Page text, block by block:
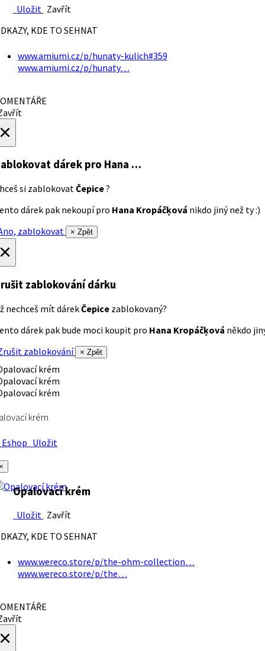
Uložit Zavřít
KDE TO SEHNAT
www.amiumi.cz/p/hunaty-kulich#359
www.amiumi.cz/p/hunaty…
dárek pro Hana …
si zablokovatČepice?
dárek pak nekoupí pro Hana Kropáčķová nikdo jiný než ty :)
zablokovat
× Zpět
zablokování dárku
nechceš mít dárekČepice zablokovaný?
dárek pak bude moci koupit pro Hana Kropáčķová někdo
zablokování
× Zpět
krém
Uložit
Opalovací krém
Uložit Zavřít
KDE TO SEHNAT
www.wereco.store/p/the-ohm-collection…
www.wereco.store/p/the…